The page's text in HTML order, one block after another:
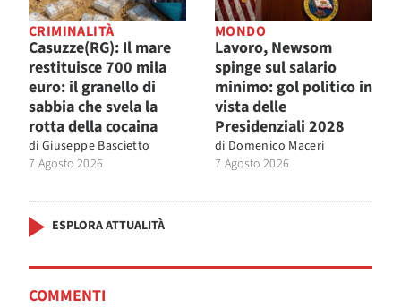
CRIMINALITÀ
Casuzze(RG): Il mare
restituisce 700 mila
euro: il granello di
sabbia che svela la
rotta della cocaina
di Giuseppe Bascietto
7 Agosto 2026
MONDO
Lavoro, Newsom
spinge sul salario
minimo: gol politico in
vista delle
Presidenziali 2028
di Domenico Maceri
7 Agosto 2026
ESPLORA ATTUALITÀ
COMMENTI